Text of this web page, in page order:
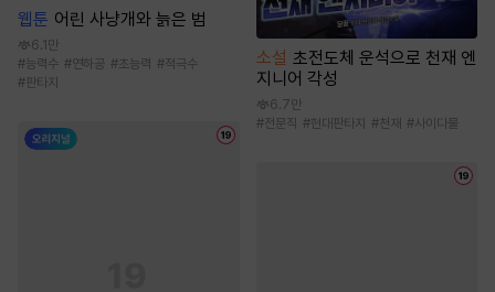
웹툰 어린 사냥개와 늙은 범
6.1만
#능력수 #연하공 #초능력 #적극수
#판타지
소설 초전도체 운석으로 천재 엔
지니어 각성
6.7만
#전문직 #현대판타지 #천재 #사이다물